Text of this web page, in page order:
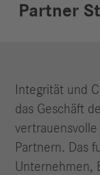
Partner
Integrität und
das Geschäft
Partnern. Das
Unternehmen,